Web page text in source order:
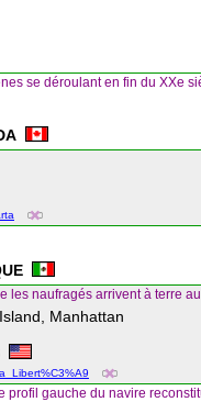
se déroulant en fin du XXe
les naufragés arrivent à terre
Manhattan
profil gauche du navire